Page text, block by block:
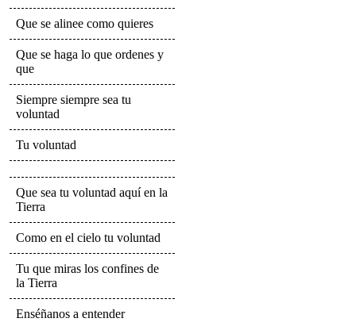
Que se alinee como quieres
Que se haga lo que ordenes y
que
Siempre siempre sea tu
voluntad
Tu voluntad
Que sea tu voluntad aquí en la
Tierra
Como en el cielo tu voluntad
Tu que miras los confines de
la Tierra
Enséñanos a entender